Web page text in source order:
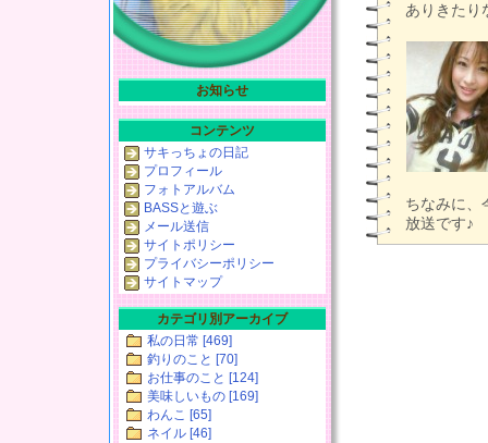
ありきたり
ちなみに、
放送です♪
お知らせ
コンテンツ
サキっちょの日記
プロフィール
フォトアルバム
BASSと遊ぶ
メール送信
サイトポリシー
プライバシーポリシー
サイトマップ
カテゴリ別アーカイブ
私の日常 [469]
釣りのこと [70]
お仕事のこと [124]
美味しいもの [169]
わんこ [65]
ネイル [46]